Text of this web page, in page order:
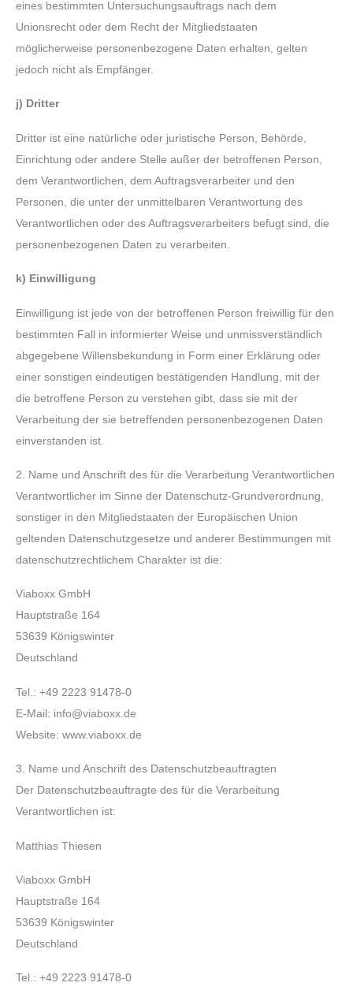
eines bestimmten Untersuchungsauftrags nach dem
Unionsrecht oder dem Recht der Mitgliedstaaten
möglicherweise personenbezogene Daten erhalten, gelten
jedoch nicht als Empfänger.
j) Dritter
Dritter ist eine natürliche oder juristische Person, Behörde,
Einrichtung oder andere Stelle außer der betroffenen Person,
dem Verantwortlichen, dem Auftragsverarbeiter und den
Personen, die unter der unmittelbaren Verantwortung des
Verantwortlichen oder des Auftragsverarbeiters befugt sind, die
personenbezogenen Daten zu verarbeiten.
k) Einwilligung
Einwilligung ist jede von der betroffenen Person freiwillig für den
bestimmten Fall in informierter Weise und unmissverständlich
abgegebene Willensbekundung in Form einer Erklärung oder
einer sonstigen eindeutigen bestätigenden Handlung, mit der
die betroffene Person zu verstehen gibt, dass sie mit der
Verarbeitung der sie betreffenden personenbezogenen Daten
einverstanden ist.
2. Name und Anschrift des für die Verarbeitung Verantwortlichen
Verantwortlicher im Sinne der Datenschutz-Grundverordnung,
sonstiger in den Mitgliedstaaten der Europäischen Union
geltenden Datenschutzgesetze und anderer Bestimmungen mit
datenschutzrechtlichem Charakter ist die:
Viaboxx GmbH
Hauptstraße 164
53639 Königswinter
Deutschland
Tel.: +49 2223 91478-0
E-Mail: info@viaboxx.de
Website: www.viaboxx.de
3. Name und Anschrift des Datenschutzbeauftragten
Der Datenschutzbeauftragte des für die Verarbeitung
Verantwortlichen ist:
Matthias Thiesen
Viaboxx GmbH
Hauptstraße 164
53639 Königswinter
Deutschland
Tel.: +49 2223 91478-0